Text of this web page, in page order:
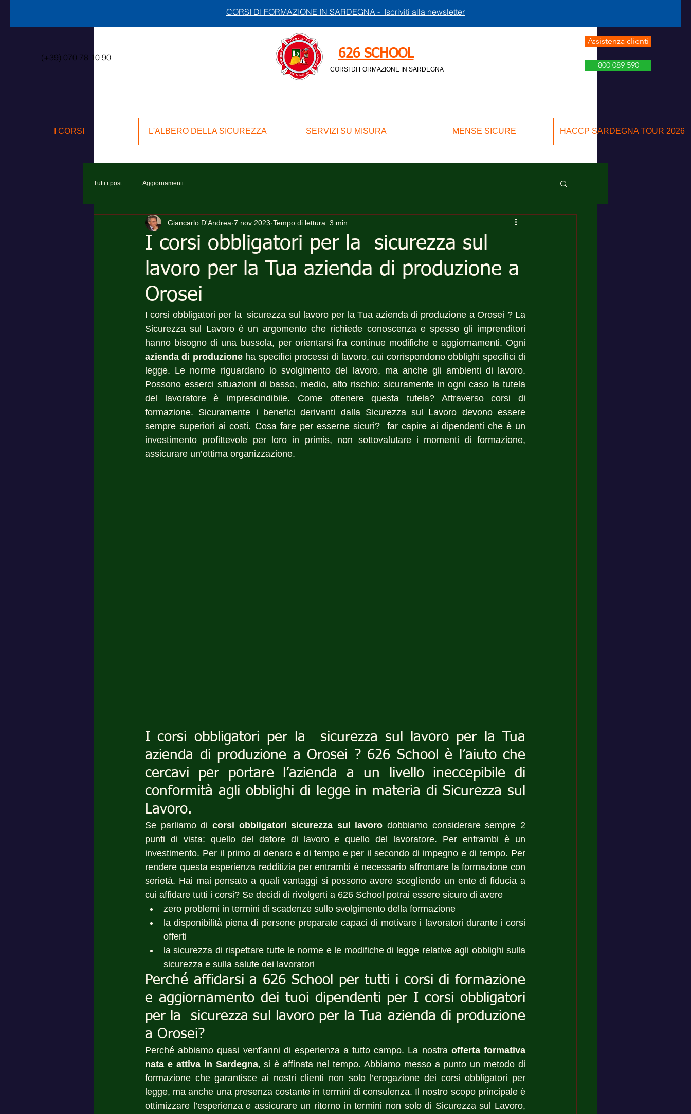
CORSI DI FORMAZIONE IN SARDEGNA - Iscriviti alla newsletter
(+39) 070 78 10 90 626 SCHOOL
CORSI DI FORMAZIONE IN SARDEGNA
Assistenza clienti
800 089 590
I CORSI L'ALBERO DELLA SICUREZZA SERVIZI SU MISURA MENSE SICURE HACCP SARDEGNA TOUR 2026
Tutti i post Aggiornamenti
I corsi obbligatori per la sicurezza sul
lavoro per la Tua azienda di produzione a
Orosei
Giancarlo D'Andrea 7 nov 2023 Tempo di lettura: 3 min
I corsi obbligatori per la  sicurezza sul lavoro per la Tua azienda di produzione a Orosei ? La
Sicurezza sul Lavoro è un argomento che richiede conoscenza e spesso gli imprenditori
azienda di produzione ha specifici processi di lavoro, cui corrispondono obblighi specifici di
legge. Le norme riguardano lo svolgimento del lavoro, ma anche gli ambienti di lavoro.
Possono esserci situazioni di basso, medio, alto rischio: sicuramente in ogni caso la tutela
del lavoratore è imprescindibile. Come ottenere questa tutela? Attraverso corsi di
formazione. Sicuramente i benefici derivanti dalla Sicurezza sul Lavoro devono essere
sempre superiori ai costi. Cosa fare per esserne sicuri?  far capire ai dipendenti che è un
investimento profittevole per loro in primis, non sottovalutare i momenti di formazione,
assicurare un’ottima organizzazione.
I corsi obbligatori per la  sicurezza sul lavoro per la Tua
azienda di produzione a Orosei ? 626 School è l’aiuto che
cercavi per portare l’azienda a un livello ineccepibile di
conformità agli obblighi di legge in materia di Sicurezza sul
Lavoro.
Se parliamo di corsi obbligatori sicurezza sul lavoro dobbiamo considerare sempre 2
punti di vista: quello del datore di lavoro e quello del lavoratore. Per entrambi è un
investimento. Per il primo di denaro e di tempo e per il secondo di impegno e di tempo. Per
rendere questa esperienza redditizia per entrambi è necessario affrontare la formazione con
serietà. Hai mai pensato a quali vantaggi si possono avere scegliendo un ente di fiducia a
cui affidare tutti i corsi? Se decidi di rivolgerti a 626 School potrai essere sicuro di avere
zero problemi in termini di scadenze sullo svolgimento della formazione
la disponibilità piena di persone preparate capaci di motivare i lavoratori durante i corsi
offerti
la sicurezza di rispettare tutte le norme e le modifiche di legge relative agli obblighi sulla
sicurezza e sulla salute dei lavoratori
Perché affidarsi a 626 School per tutti i corsi di formazione
e aggiornamento dei tuoi dipendenti per I corsi obbligatori
per la  sicurezza sul lavoro per la Tua azienda di produzione
a Orosei?
Perché abbiamo quasi vent’anni di esperienza a tutto campo. La nostra offerta formativa
nata e attiva in Sardegna, si è affinata nel tempo. Abbiamo messo a punto un metodo di
formazione che garantisce ai nostri clienti non solo l’erogazione dei corsi obbligatori per
legge, ma anche una presenza costante in termini di consulenza. Il nostro scopo principale è
ottimizzare l’esperienza e assicurare un ritorno in termini non solo di Sicurezza sul Lavoro,